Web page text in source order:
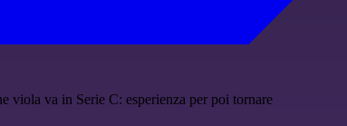
viola va in Serie C: esperienza per poi tornare